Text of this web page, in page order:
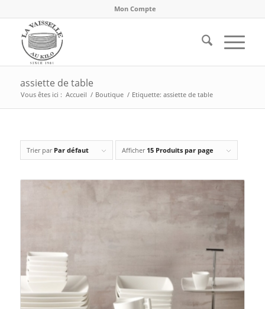
Mon Compte
assiette de table
Vous êtes ici : Accueil / Boutique / Etiquette: assiette de table
Trier par Par défaut Afficher 15 Produits par page